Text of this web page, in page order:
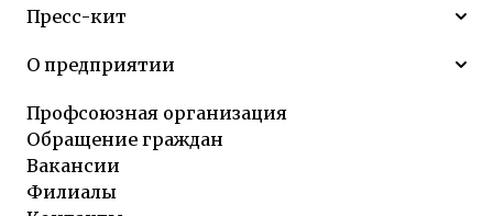
Пресс-кит
О предприятии
Профсоюзная организация
Обращение граждан
Вакансии
Филиалы